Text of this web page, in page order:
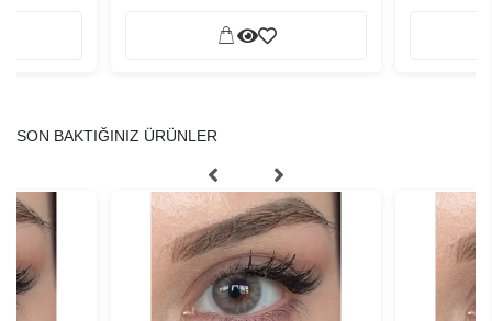
SON BAKTIĞINIZ ÜRÜNLER